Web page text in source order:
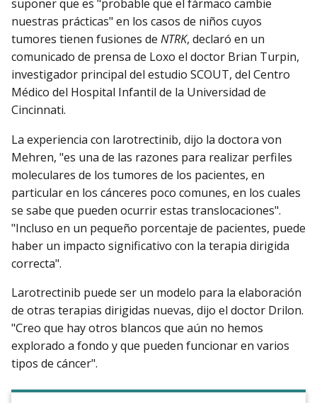
suponer que es "probable que el fármaco cambie
nuestras prácticas" en los casos de niños cuyos
tumores tienen fusiones de NTRK, declaró en un
comunicado de prensa de Loxo el doctor Brian Turpin,
investigador principal del estudio SCOUT, del Centro
Médico del Hospital Infantil de la Universidad de
Cincinnati.
La experiencia con larotrectinib, dijo la doctora von
Mehren, "es una de las razones para realizar perfiles
moleculares de los tumores de los pacientes, en
particular en los cánceres poco comunes, en los cuales
se sabe que pueden ocurrir estas translocaciones".
"Incluso en un pequeño porcentaje de pacientes, puede
haber un impacto significativo con la terapia dirigida
correcta".
Larotrectinib puede ser un modelo para la elaboración
de otras terapias dirigidas nuevas, dijo el doctor Drilon.
"Creo que hay otros blancos que aún no hemos
explorado a fondo y que pueden funcionar en varios
tipos de cáncer".